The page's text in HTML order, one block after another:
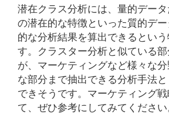
潜在クラス分析には、量的デー
の潜在的な特徴といった質的デ
的な分析結果を算出できるとい
す。クラスター分析と似ている
が、マーケティングなど様々な
な部分まで抽出できる分析手法
できそうです。マーケティング
て、ぜひ参考にしてみてください